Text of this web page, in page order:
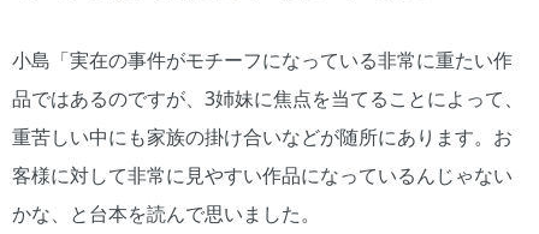
小島「実在の事件がモチーフになっている非常に重たい作
品ではあるのですが、3姉妹に焦点を当てることによって、
重苦しい中にも家族の掛け合いなどが随所にあります。お
客様に対して非常に見やすい作品になっているんじゃない
かな、と台本を読んで思いました。